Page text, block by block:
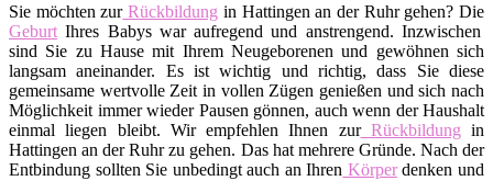
Sie möchten zurRückbildung in Hattingen an der Ruhr gehen? Die
Geburt Ihres Babys war aufregend und anstrengend. Inzwischen
sind Sie zu Hause mit Ihrem Neugeborenen und gewöhnen sich
langsam aneinander. Es ist wichtig und richtig, dass Sie diese
gemeinsame wertvolle Zeit in vollen Zügen genießen und sich nach
Möglichkeit immer wieder Pausen gönnen, auch wenn der Haushalt
einmal liegen bleibt. Wir empfehlen Ihnen zurRückbildung in
Hattingen an der Ruhr zu gehen. Das hat mehrere Gründe. Nach der
Entbindung sollten Sie unbedingt auch an Ihren Körperdenken und